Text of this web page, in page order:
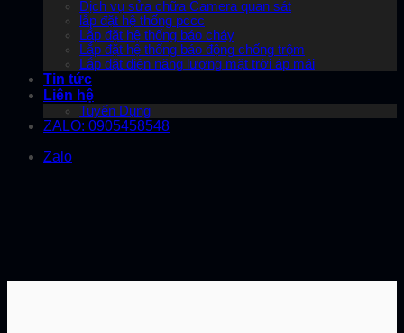
Dịch vụ sửa chữa Camera quan sát
lắp đặt hệ thống pccc
Lắp đặt hệ thống báo cháy
Lắp đặt hệ thống báo động chống trộm
Lắp đặt điện năng lượng mặt trời áp mái
Tin tức
Liên hệ
Tuyển Dụng
ZALO: 0905458548
Zalo